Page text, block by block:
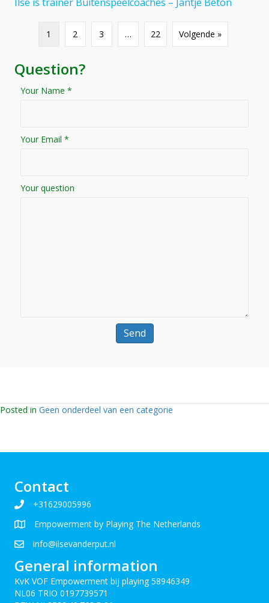
1 2 3 … 22 Volgende »
Question?
Your Name *
Your Email *
Your question
Posted in Geen onderdeel van een categorie
Contact
+31629005996
Empowerment by Playing The Netherlands
info@ilsevanderput.nl
General information
KvK VOF Empowerment bij playing 58946349
NL06 TRIO 0197739571